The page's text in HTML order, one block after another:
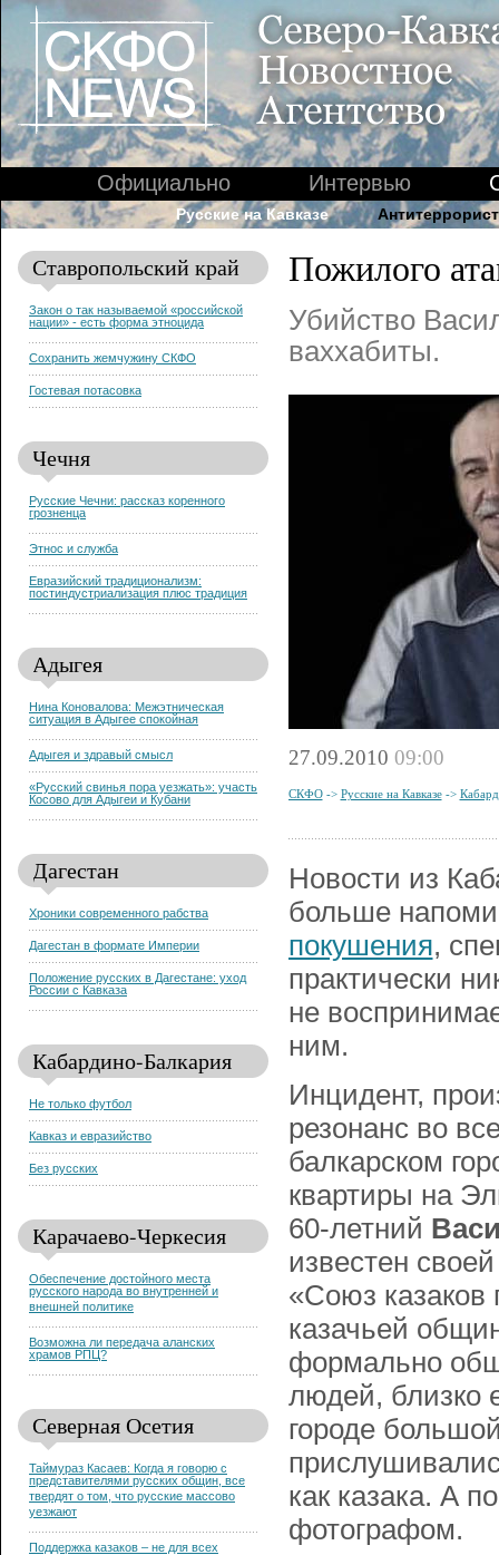
Официально Интервью
Русские на Кавказе
Ставропольский край
Закон о так называемой «российской
нации» - есть форма этноцида
Сохранить жемчужину СКФО
Гостевая потасовка
Чечня
Русские Чечни: рассказ коренного
грозненца
Этнос и служба
Евразийский традиционализм:
постиндустриализация плюс традиция
Адыгея
Нина Коновалова: Межэтническая
ситуация в Адыгее спокойная
Адыгея и здравый смысл
«Русский свинья пора уезжать»: участь
Косово для Адыгеи и Кубани
Дагестан
Хроники современного рабства
Дагестан в формате Империи
Положение русских в Дагестане: уход
России с Кавказа
Кабардино-Балкария
Не только футбол
Кавказ и евразийство
Без русских
Карачаево-Черкесия
Обеспечение достойного места
русского народа во внутренней и
внешней политике
Возможна ли передача аланских
храмов РПЦ?
Северная Осетия
Таймураз Касаев: Когда я говорю с
представителями русских общин, все
твердят о том, что русские массово
уезжают
Поддержка казаков – не для всех
Пожилого
Убийство
ваххабиты.
27.09.2010 09:00
СКФО -> Русские на Кавказе ->
Новости из
больше
покушения,
практически
не
ним.
Инцидент,
резонанс во
балкарском
квартиры на
60-летний
известен
«Союз казаков
казачьей
формально
людей, близко
городе
как казака. А
фотографом.